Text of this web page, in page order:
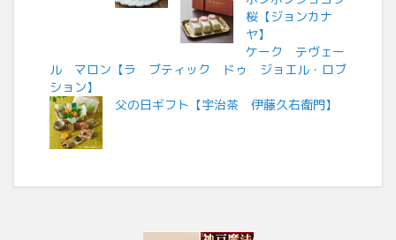
桜【ジョンカナ
ヤ】
ケーク テヴェー
ル マロン【ラ ブティック ドゥ ジョエル・ロブ
ション】
父の日ギフト【宇治茶 伊藤久右衛門】